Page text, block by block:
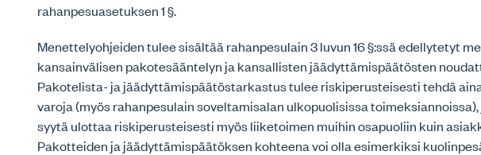
rahanpesuasetuksen 1 §.
Menettelyohjeiden tulee sisältää rahanpesulain 3 luvun 16 §:ssä edellytetyt
kansainvälisen pakotesääntelyn ja kansallisten jäädyttämispäätösten
Pakotelista- ja jäädyttämispäätöstarkastus tulee riskiperusteisesti tehdä
varoja (myös rahanpesulain soveltamisalan ulkopuolisissa toimeksiannoissa),
syytä ulottaa riskiperusteisesti myös liiketoimen muihin osapuoliin kuin
Pakotteiden ja jäädyttämispäätöksen kohteena voi olla esimerkiksi